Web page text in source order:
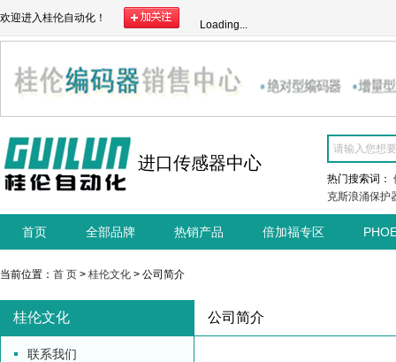
欢迎进入桂伦自动化！
Loading...
进口传感器中心
热门搜索词：
克斯浪涌保护
首页 全部品牌 热销产品 倍加福专区
当前位置： 首 页 > 桂伦文化 > 公司简介
桂伦文化
联系我们
公司简介